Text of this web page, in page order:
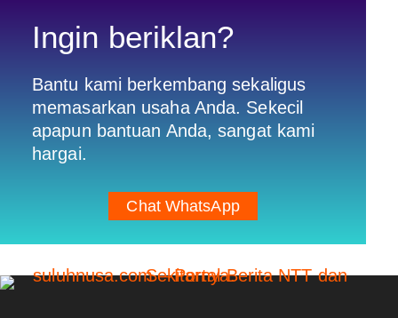
Ingin beriklan?
Bantu kami berkembang sekaligus
memasarkan usaha Anda. Sekecil
apapun bantuan Anda, sangat kami
hargai.
Chat WhatsApp